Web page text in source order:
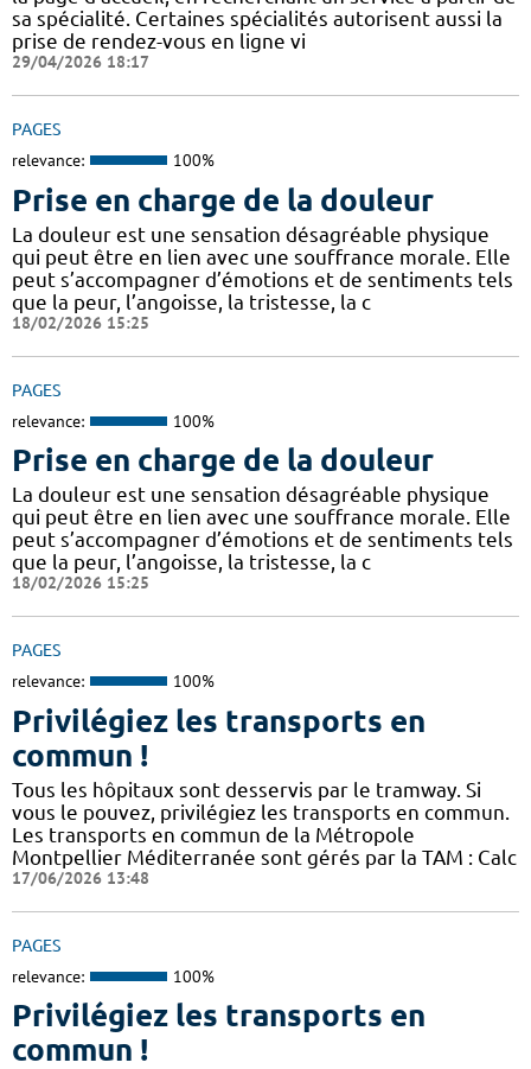
sa spécialité. Certaines spécialités autorisent aussi la
prise de rendez-vous en ligne vi
29/04/2026 18:17
PAGES
relevance: 100%
Prise en charge de la douleur
La douleur est une sensation désagréable physique
qui peut être en lien avec une souffrance morale. Elle
peut s’accompagner d’émotions et de sentiments tels
que la peur, l’angoisse, la tristesse, la c
18/02/2026 15:25
PAGES
relevance: 100%
Prise en charge de la douleur
La douleur est une sensation désagréable physique
qui peut être en lien avec une souffrance morale. Elle
peut s’accompagner d’émotions et de sentiments tels
que la peur, l’angoisse, la tristesse, la c
18/02/2026 15:25
PAGES
relevance: 100%
Privilégiez les transports en
commun !
Tous les hôpitaux sont desservis par le tramway. Si
vous le pouvez, privilégiez les transports en commun.
Les transports en commun de la Métropole
Montpellier Méditerranée sont gérés par la TAM : Calc
17/06/2026 13:48
PAGES
relevance: 100%
Privilégiez les transports en
commun !